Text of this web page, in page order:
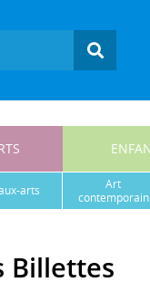
arts
art
contemporain
Billettes